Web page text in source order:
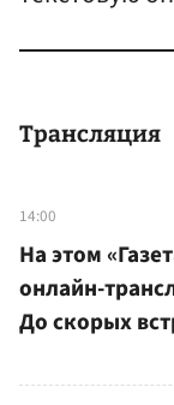
Трансляция
14:00
На этом
онлайн-
До скорых